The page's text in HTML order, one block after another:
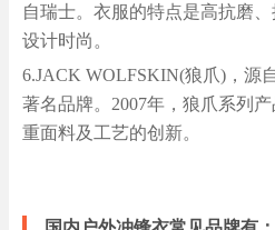
自瑞士。衣服的特点是高抗磨
设计时尚。
6.JACK WOLFSKIN(狼爪)，源
著名品牌。2007年，狼爪系列
重面料及工艺的创新。